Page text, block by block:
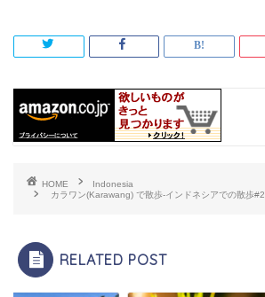
HOME
Indonesia
カラワン(Karawang) で散歩-インドネシアでの散歩#2
RELATED POST